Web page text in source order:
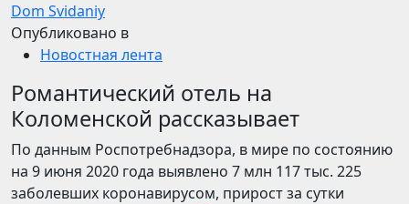
Dom Svidaniy
Опубликовано в
Новостная лента
Романтический отель на
Коломенской рассказывает
По данным Роспотребнадзора, в мире по состоянию
на 9 июня 2020 года выявлено 7 млн 117 тыс. 225
заболевших коронавирусом, прирост за сутки